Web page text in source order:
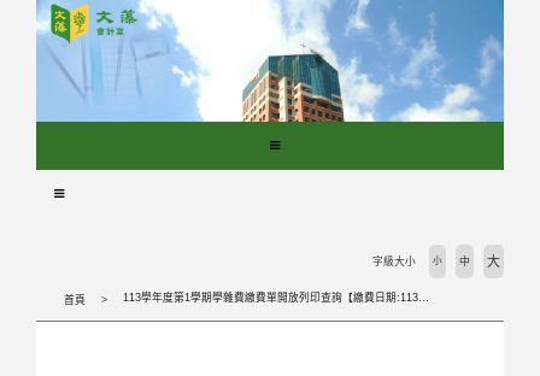
首頁 113學年度第1學期學雜費繳費單開放列印查詢【繳費日期:113年08月01日至113年09月6日(新生及轉學生請看註冊須知所載之繳費日期)】
字級大小 小 中 大